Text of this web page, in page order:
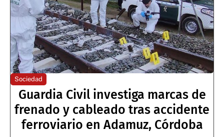
Sociedad
Guardia Civil investiga marcas de
frenado y cableado tras accidente
ferroviario en Adamuz, Córdoba